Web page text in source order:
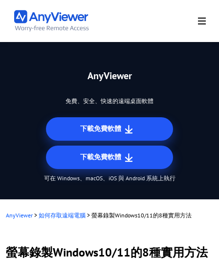
AnyViewer
免費、安全、快速的遠端桌面軟體
下載免費軟體
下載免費軟體
可在 Windows、macOS、iOS 與 Android 系統上執行
AnyViewer > 如何存取遠端電腦 > 螢幕錄製Windows10/11的8種實用方法
螢幕錄製Windows10/11的8種實用方法